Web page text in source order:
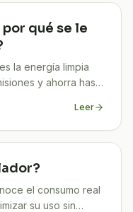
por qué se le
la energía limpia
y ahorra hasta
Leer
el consumo real
su uso sin